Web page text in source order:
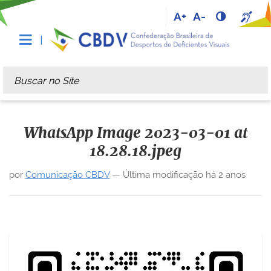
A+ A-
Busca
Busca Avançada…
WhatsApp Image 2023-03-01 at
18.28.18.jpeg
por Comunicação CBDV— Última modificação há 2 anos